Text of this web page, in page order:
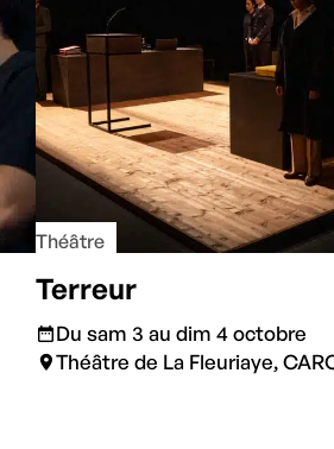
Théâtre
Terreur
Du sam 3 au dim 4 octobre
Théâtre de La Fleuriaye,